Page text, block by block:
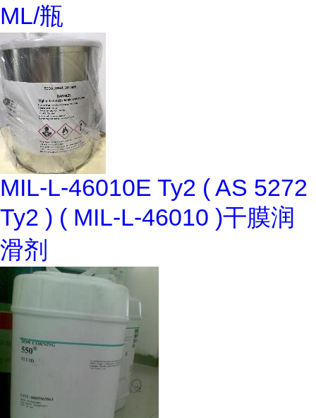
ML/瓶
MIL-L-46010E Ty2 ( AS 5272
Ty2 ) ( MIL-L-46010 )干膜润
滑剂